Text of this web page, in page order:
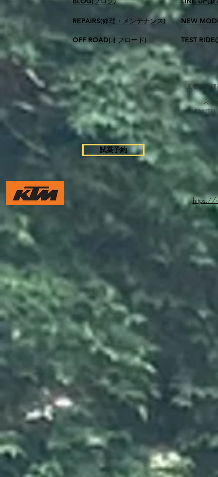
REPAIRS(修理・メンテナンス)
OFF ROAD(オフロード)
NEW
TEST
京都府京都
ベイ
FAX/TEL
試乗予約
https://